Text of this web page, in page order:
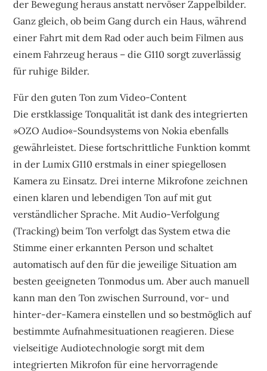
der Bewegung heraus anstatt nervöser Zappelbilder.
Ganz gleich, ob beim Gang durch ein Haus, während
einer Fahrt mit dem Rad oder auch beim Filmen aus
einem Fahrzeug heraus – die G110 sorgt zuverlässig
für ruhige Bilder.
Für den guten Ton zum Video-Content
Die erstklassige Tonqualität ist dank des integrierten
»OZO Audio«-Soundsystems von Nokia ebenfalls
gewährleistet. Diese fortschrittliche Funktion kommt
in der Lumix G110 erstmals in einer spiegellosen
Kamera zu Einsatz. Drei interne Mikrofone zeichnen
einen klaren und lebendigen Ton auf mit gut
verständlicher Sprache. Mit Audio-Verfolgung
(Tracking) beim Ton verfolgt das System etwa die
Stimme einer erkannten Person und schaltet
automatisch auf den für die jeweilige Situation am
besten geeigneten Tonmodus um. Aber auch manuell
kann man den Ton zwischen Surround, vor- und
hinter-der-Kamera einstellen und so bestmöglich auf
bestimmte Aufnahmesituationen reagieren. Diese
vielseitige Audiotechnologie sorgt mit dem
integrierten Mikrofon für eine hervorragende